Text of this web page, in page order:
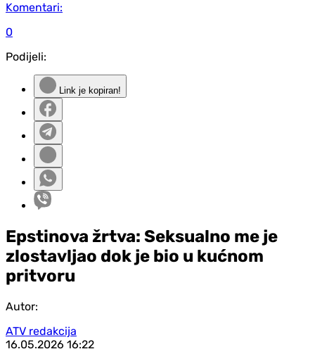
Komentari:
0
Podijeli:
Link je kopiran!
Epstinova žrtva: Seksualno me je
zlostavljao dok je bio u kućnom
pritvoru
Autor:
ATV redakcija
16.05.2026 16:22